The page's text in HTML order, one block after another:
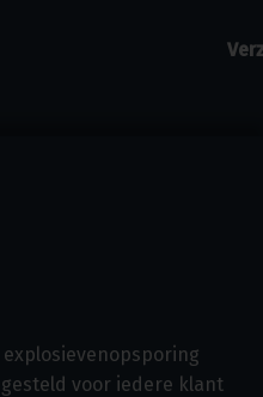
voor iedere klant